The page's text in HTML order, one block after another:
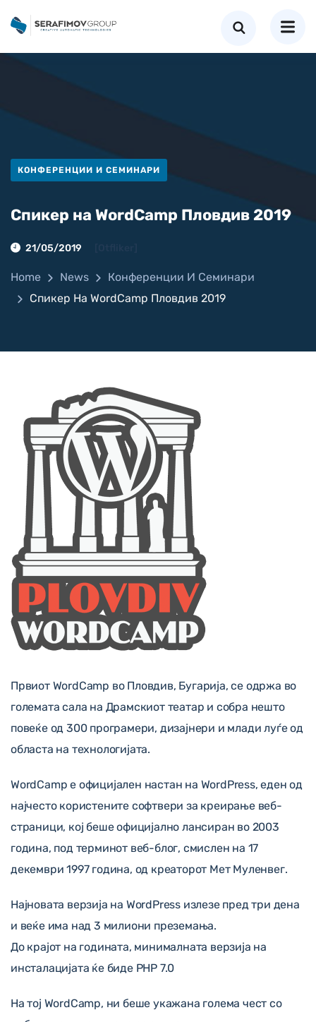
КОНФЕРЕНЦИИ И СЕМИНАРИ
Спикер на WordCamp Пловдив 2019
21/05/2019
Home News
Конференции И Семинари
Спикер На WordCamp Пловдив 2019
Првиот WordCamp во Пловдив, Бугарија, се одржа во
големата сала на Драмскиот театар и собра нешто
повеќе од 300 програмери, дизајнери и млади луѓе од
областа на технологијата.
WordCamp е официјален настан на WordPress, еден од
најчесто користените софтвери за креирање веб-
страници, кој беше официјално лансиран во 2003
година, под терминот веб-блог, смислен на 17
декември 1997 година, од креаторот Мет Муленвег.
Најновата верзија на WordPress излезе пред три дена
и веќе има над 3 милиони преземања.
До крајот на годината, минималната верзија на
инсталацијата ќе биде PHP 7.0
На тој WordCamp, ни беше укажана голема чест со